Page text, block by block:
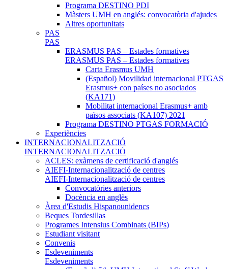
Programa DESTINO PDI
Màsters UMH en anglés: convocatòria d'ajudes
Altres oportunitats
PAS
PAS
ERASMUS PAS – Estades formatives
ERASMUS PAS – Estades formatives
Carta Erasmus UMH
(Español) Movilidad internacional PTGAS
Erasmus+ con países no asociados
(KA171)
Mobilitat internacional Erasmus+ amb
països associats (KA107) 2021
Programa DESTINO PTGAS FORMACIÓ
Experiències
INTERNACIONALITZACIÓ
INTERNACIONALITZACIÓ
ACLES: exàmens de certificació d'anglés
AIEFI-Internacionalització de centres
AIEFI-Internacionalització de centres
Convocatòries anteriors
Docència en anglès
Àrea d'Estudis Hispanounidencs
Beques Tordesillas
Programes Intensius Combinats (BIPs)
Estudiant visitant
Convenis
Esdeveniments
Esdeveniments